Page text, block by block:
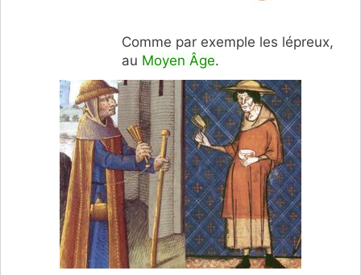
Comme par exemple les lépreux,
au Moyen Âge.